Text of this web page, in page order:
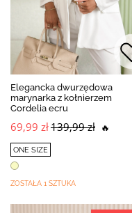
Elegancka dwurzędowa
marynarka z kołnierzem
Cordelia ecru
69,99 zł139,99 zł 🔥
ONE SIZE
ZOSTAŁA 1 SZTUKA